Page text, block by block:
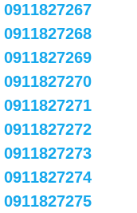
0911827267
0911827268
0911827269
0911827270
0911827271
0911827272
0911827273
0911827274
0911827275